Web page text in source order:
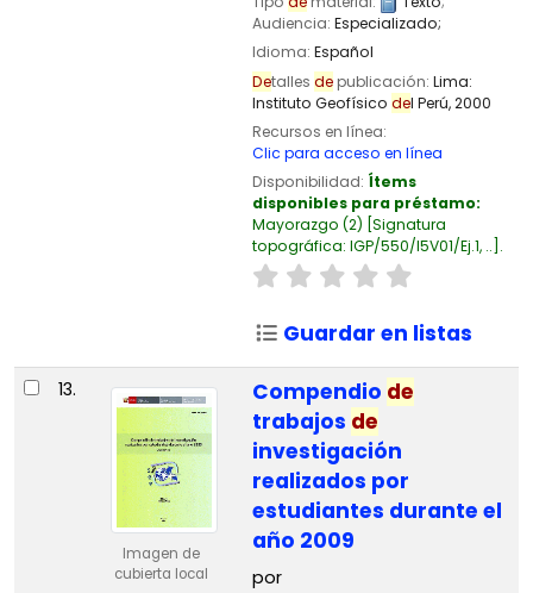
Audiencia: Especializado;
Idioma: Español
Detalles depublicación: Lima:
Instituto Geofísico del Perú,2000
Recursos en línea:
Clic para acceso en línea
Disponibilidad: Ítems
disponibles para préstamo:
Mayorazgo (2) Signatura
topográfica: IGP/550/I5V01/Ej.1, .. .
Guardar en listas
13.
Imagen de
cubierta local
Compendio de
trabajos de
investigación
realizados por
estudiantes durante el
año 2009
por